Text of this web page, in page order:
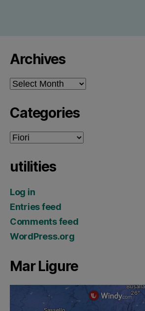
Archives
Archives
Categories
Categories
utilities
Log in
Entries feed
Comments feed
WordPress.org
Mar Ligure